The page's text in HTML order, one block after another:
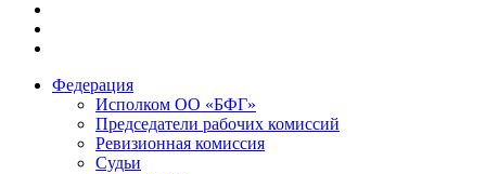
Федерация
Исполком ОО «БФГ»
Председатели рабочих комиссий
Ревизионная комиссия
Судьи